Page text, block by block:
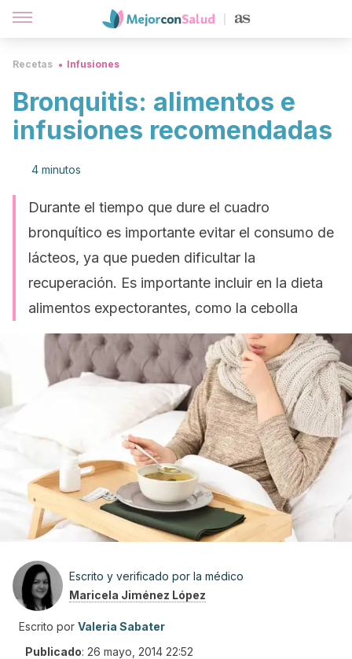
Recetas Infusiones
Bronquitis: alimentos e
infusiones recomendadas
4 minutos
Durante el tiempo que dure el cuadro
bronquítico es importante evitar el consumo de
lácteos, ya que pueden dificultar la
recuperación. Es importante incluir en la dieta
alimentos expectorantes, como la cebolla
Escrito y verificado por la médico
Maricela Jiménez López
Escrito por Valeria Sabater
Publicado: 26 mayo, 2014 22:52